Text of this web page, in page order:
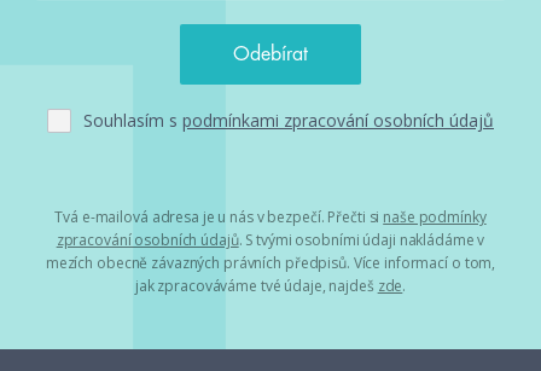
Souhlasím s podmínkami zpracování osobních údajů
Tvá e-mailová adresa je u nás v bezpečí. Přečti si naše podmínky
zpracování osobních údajů. S tvými osobními údaji nakládáme v
mezích obecně závazných právních předpisů. Více informací o tom,
jak zpracováváme tvé údaje, najdeš zde.